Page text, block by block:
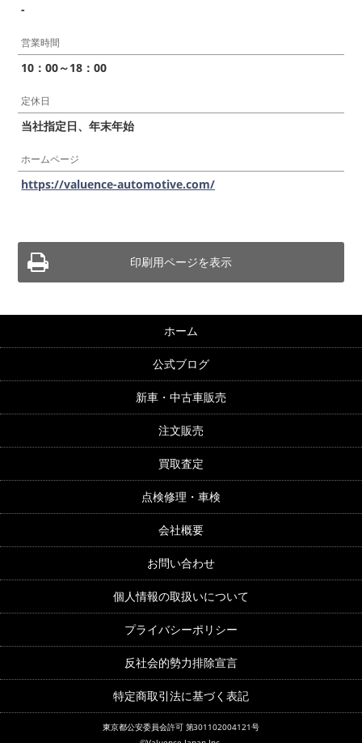
-
営業時間
10：00～18：00
定休日
当社指定日、年末年始
ホームページ
https://valuence-automotive.com/
印刷用ページを表示
ホーム
公式ブログ
新車・中古車販売
注文販売
買取査定
点検修理・車検
会社概要
お問い合わせ
個人情報の取扱いについて
プライバシーポリシー
反社会的勢力排除宣言
特定商取引法に基づく表記
東京都公安委員会許可 第301102004121号